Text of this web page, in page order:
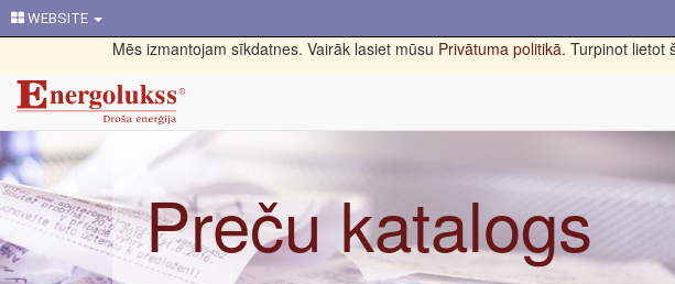
WEBSITE
Mēs izmantojam sīkdatnes. Vairāk lasiet mūsu Privātuma politikā. Turpinot lietot
Preču katalogs